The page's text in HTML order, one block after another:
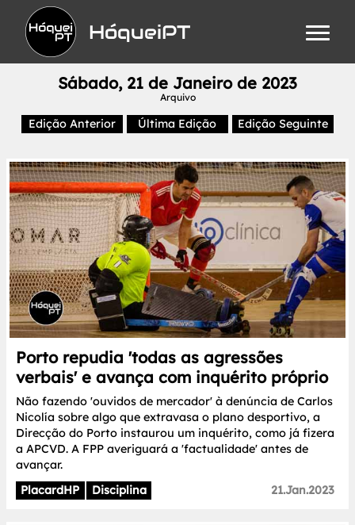
HóqueiPT
Sábado, 21 de Janeiro de 2023
Arquivo
Edição Anterior Última Edição Edição Seguinte
Porto repudia 'todas as agressões
verbais' e avança com inquérito próprio
Não fazendo 'ouvidos de mercador' à denúncia de Carlos
Nicolía sobre algo que extravasa o plano desportivo, a
Direcção do Porto instaurou um inquérito, como já fizera
a APCVD. A FPP averiguará a 'factualidade' antes de
avançar.
PlacardHP
Disciplina 21.Jan.2023